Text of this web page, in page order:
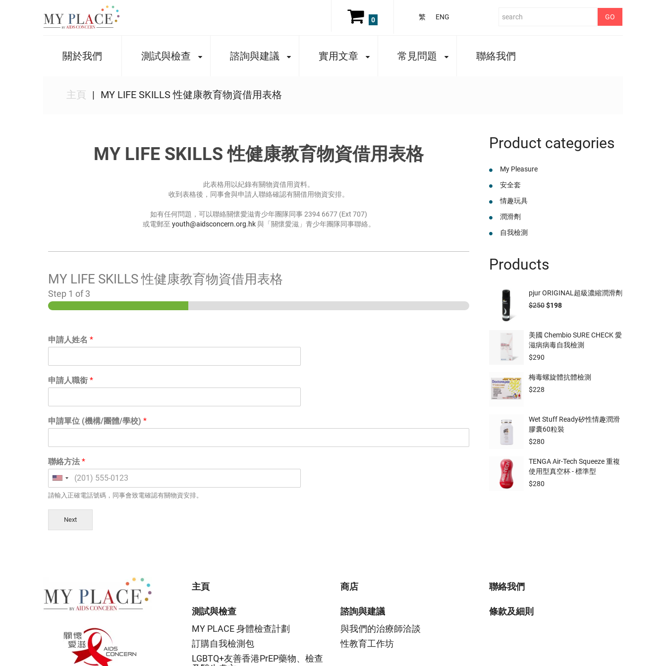
繁 ENG
0
關於我們 測試與檢查 諮詢與建議 實用文章 常見問題 聯絡我們
主頁 MY LIFE SKILLS 性健康教育物資借用表格
MY LIFE SKILLS 性健康教育物資借用表格
此表格用以紀錄有關物資借用資料。
收到表格後，同事會與申請人聯絡確認有關借用物資安排。
如有任何問題，可以聯絡關懷愛滋青少年團隊同事 2394 6677 (Ext 707)
或電郵至 youth@aidsconcern.org.hk與「關懷愛滋」青少年團隊同事聯絡。
MY LIFE SKILLS 性健康教育物資借用表格
Step 1 of 3
申請人姓名 *
申請人職銜 *
申請單位 (機構/團體/學校) *
聯絡方法 *
請輸入正確電話號碼，同事會致電確認有關物資安排。
Next
Product categories
My Pleasure
安全套
情趣玩具
潤滑劑
自我檢測
Products
pjur ORIGINAL超級濃縮潤滑劑
$250$198
美國 Chembio SURE CHECK 愛
滋病病毒自我檢測
$290
梅毒螺旋體抗體檢測
$228
Wet Stuff Ready矽性情趣潤滑
膠囊60粒裝
$280
TENGA Air-Tech Squeeze 重複
使用型真空杯 - 標準型
$280
主頁
測試與檢查
MY PLACE 身體檢查計劃
訂購自我檢測包
LGBTQ+友善香港PrEP藥物、檢查
商店
諮詢與建議
與我們的治療師洽談
性教育工作坊
聯絡我們
條款及細則